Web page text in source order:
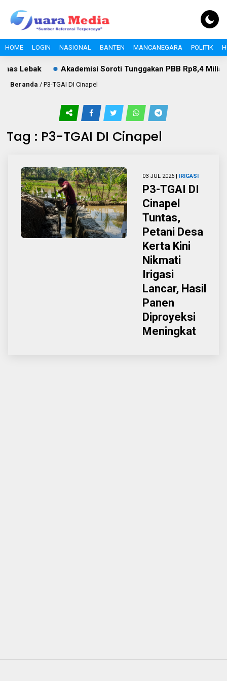
HOME LOGIN NASIONAL BANTEN MANCANEGARA POLITIK
Lebak Akademisi Soroti Tunggakan PBB Rp8,4 Miliar
Beranda / P3-TGAI DI Cinapel
Tag : P3-TGAI DI Cinapel
03 JUL 2026 | IRIGASI
P3-TGAI DI
Cinapel
Tuntas,
Petani Desa
Kerta Kini
Nikmati
Irigasi
Lancar, Hasil
Panen
Diproyeksi
Meningkat